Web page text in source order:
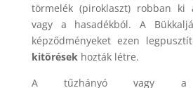
törmelék (piroklaszt) robban ki
vagy a hasadékból. A
képződményeket ezen
kitörések hozták létre.
A tűzhányó vagy a